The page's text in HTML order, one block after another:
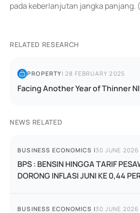
pada keberlanjutan jangka panjang.
RELATED RESEARCH
PROPERTY|28 FEBRUARY 2025
Facing Another Year of Thinner
NEWS RELATED
BUSINESS ECONOMICS |30 JUNE 2026
BPS : BENSIN HINGGA TARIF
DORONG INFLASI JUNI KE 0,44
BUSINESS ECONOMICS |30 JUNE 2026